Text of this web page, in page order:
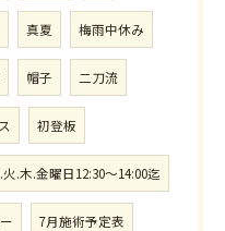
真夏 梅雨中休み
帽子 二刀流
初登板
火.木.金曜日12:30〜14:00迄
7月施術予定表